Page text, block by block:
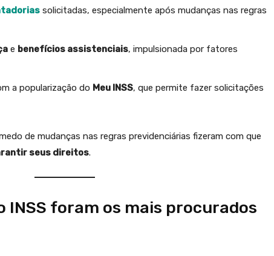
solicitadas, especialmente após mudanças nas regras
e benefícios assistenciais, impulsionada por fatores
a popularização do Meu INSS, que permite fazer solicitações
de mudanças nas regras previdenciárias fizeram com que
seus direitos.
INSS foram os mais procurados